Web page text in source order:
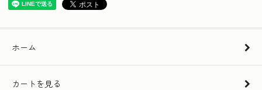
ホーム
カートを見る